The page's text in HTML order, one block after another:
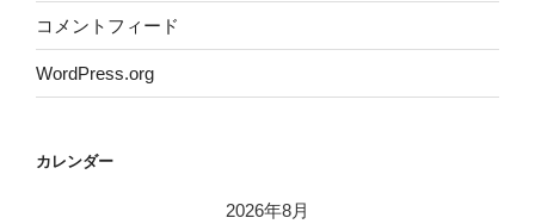
コメントフィード
WordPress.org
カレンダー
2026年8月